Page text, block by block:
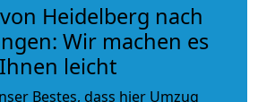
Heidelberg nach
Wir machen es
Ihnen leicht
Bestes, dass hier Umzug